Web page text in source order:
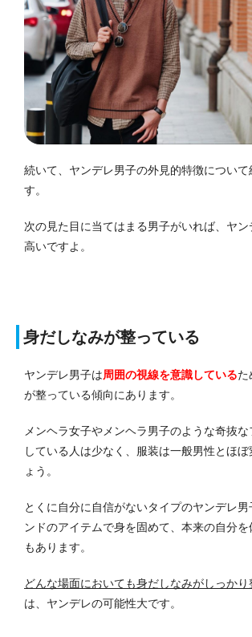
続いて、ヤンデレ男子の外見的特徴について
す。
次の見た目に当てはまる男子がいれば、ヤ
高いですよ。
身だしなみが整っている
ヤンデレ男子は周囲の視線を意識しているた
が整っている傾向にあります。
メンヘラ女子やメンヘラ男子のような奇抜
している人は少なく、服装は一般男性とほぼ
ょう。
とくに自分に自信がないタイプのヤンデレ男
ンドのアイテムで身を固めて、本来の自分
もあります。
どんな場面においても身だしなみがしっか
は、ヤンデレの可能性大です。